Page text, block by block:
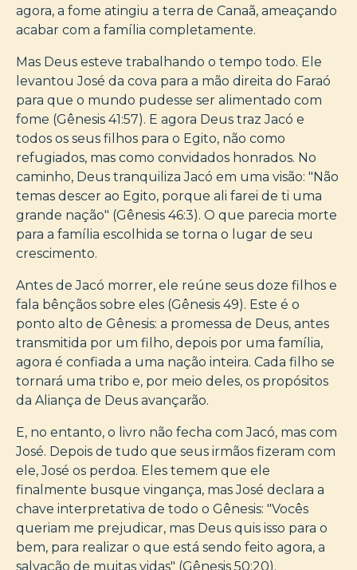
agora, a fome atingiu a terra de Canaã, ameaçando
acabar com a família completamente.
Mas Deus esteve trabalhando o tempo todo. Ele
levantou José da cova para a mão direita do Faraó
para que o mundo pudesse ser alimentado com
fome (Gênesis 41:57). E agora Deus traz Jacó e
todos os seus filhos para o Egito, não como
refugiados, mas como convidados honrados. No
caminho, Deus tranquiliza Jacó em uma visão: "Não
temas descer ao Egito, porque ali farei de ti uma
grande nação" (Gênesis 46:3). O que parecia morte
para a família escolhida se torna o lugar de seu
crescimento.
Antes de Jacó morrer, ele reúne seus doze filhos e
fala bênçãos sobre eles (Gênesis 49). Este é o
ponto alto de Gênesis: a promessa de Deus, antes
transmitida por um filho, depois por uma família,
agora é confiada a uma nação inteira. Cada filho se
tornará uma tribo e, por meio deles, os propósitos
da Aliança de Deus avançarão.
E, no entanto, o livro não fecha com Jacó, mas com
José. Depois de tudo que seus irmãos fizeram com
ele, José os perdoa. Eles temem que ele
finalmente busque vingança, mas José declara a
chave interpretativa de todo o Gênesis: "Vocês
queriam me prejudicar, mas Deus quis isso para o
bem, para realizar o que está sendo feito agora, a
salvação de muitas vidas" (Gênesis 50:20).